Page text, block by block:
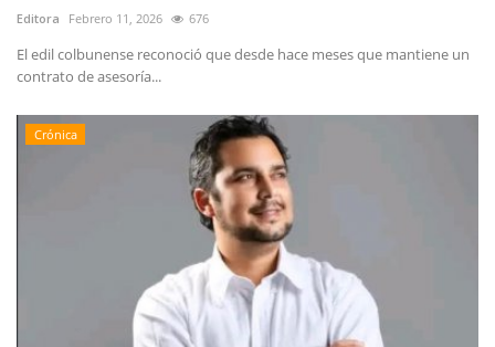
Editora Febrero 11, 2026 676
El edil colbunense reconoció que desde hace meses que mantiene un
contrato de asesoría...
Crónica